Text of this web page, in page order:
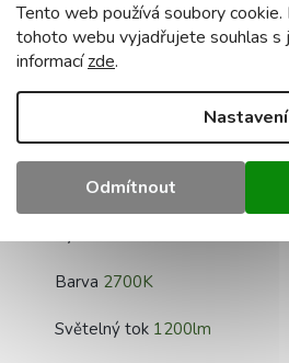
Tento web používá soubory cookie.
tohoto webu vyjadřujete souhlas s
informacízde.
Nastavení
Odmítnout
Žárovka má také vysoký účiník
znamená, že spotřebuje méně
žárovky.
Technická data:
Barva 2700K
Světelný tok 1200lm